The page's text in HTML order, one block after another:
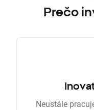
Prečo
Neustále